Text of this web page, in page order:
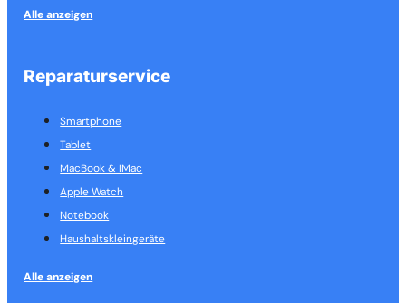
Alle anzeigen
Reparaturservice
Smartphone
Tablet
MacBook & IMac
Apple Watch
Notebook
Haushalts­kleingeräte
Alle anzeigen